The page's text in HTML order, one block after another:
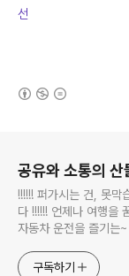
선
공유와 소통의 산
!!!!!! 퍼가시는 건, 못막
다 !!!!!! 언제나 여행을
자동차 운전을 즐기
식하는 미드가 있는~
구독하기